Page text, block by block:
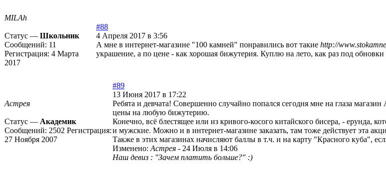
MILAh
Статус — Школьник
Сообщений: 11
Регистрация: 4 Марта
2017
#88
4 Апреля 2017 в 3:56
А мне в интернет-магазине "100 камней" понравились вот такие http://
украшение, а по цене - как хорошая бижутерия. Куплю на лето, как раз под обновки
Астрея
Статус — Академик
Сообщений: 2502 Регистрация:
27 Ноября 2007
#89
13 Июня 2017 в 17:22
Ребята и девчата! Совершенно случайно попался сегодня мне на глаза
цены на любую бижутерию.
Конечно, всё блестящее или из кривого-косого китайского бисера, - ерунда,
и мужские. Можно и в интернет-магазине заказать, там тоже действует эта
Также в этих магазинах начисляют баллы в т.ч. и на карту "Красного куба",
Изменено: Астрея - 24 Июля в 14:06
Наш девиз : "Зачем платить больше?" :)